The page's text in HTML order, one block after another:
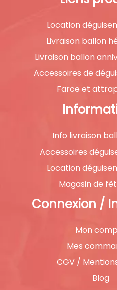
Location
Livraison ballon
Livraison ballon
Accessoires de
Farce et
Info livraison
Accessoires
Location
Magasin de
Connexion /
Mon
Mes
CGV /
Blog